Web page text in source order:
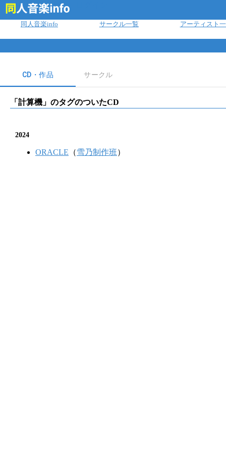
同人音楽info サークル一覧 アーティスト
CD・作品 サークル
「 計算機 」のタグのついたCD
2024
ORACLE （雪乃制作班）